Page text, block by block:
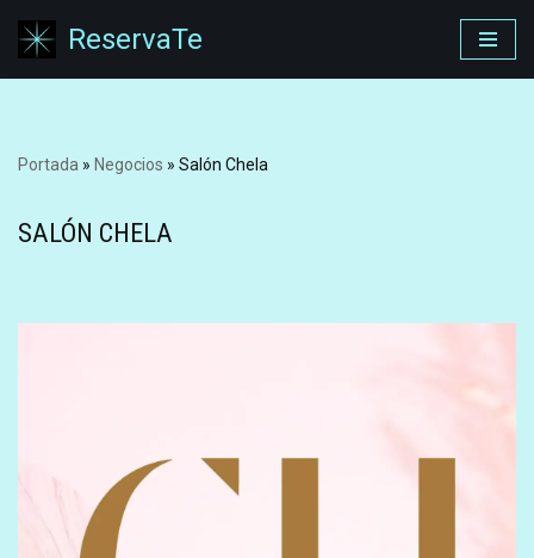
Saltar
ReservaTe
Portada » Negocios » Salón Chela
SALÓN CHELA